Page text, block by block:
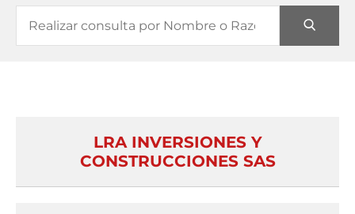
LRA INVERSIONES Y
CONSTRUCCIONES SAS